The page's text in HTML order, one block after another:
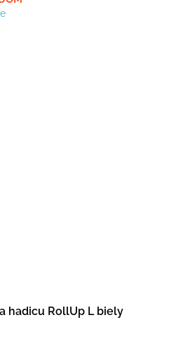
hadicu RollUp L biely